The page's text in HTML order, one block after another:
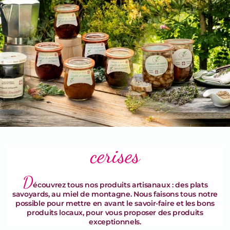
cerises
Découvrez tous nos produits artisanaux : des plats
savoyards, au miel de montagne. Nous faisons tous notre
possible pour mettre en avant le savoir-faire et les bons
produits locaux, pour vous proposer des produits
exceptionnels.